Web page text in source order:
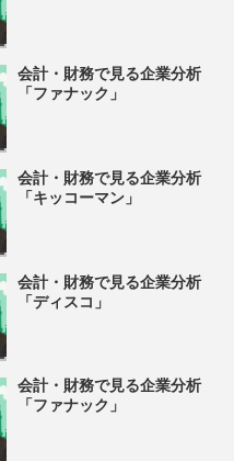
会計・財務で見る企業分析
「ファナック」
会計・財務で見る企業分析
「キッコーマン」
会計・財務で見る企業分析
「ディスコ」
会計・財務で見る企業分析
「ファナック」